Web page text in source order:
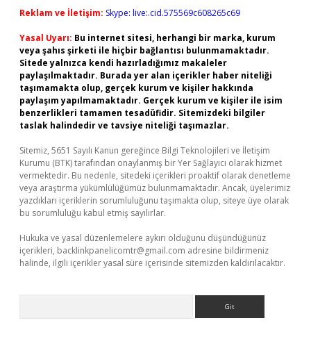
Reklam ve İletişim: Skype: live:.cid.575569c608265c69
Yasal Uyarı: Bu internet sitesi, herhangi bir marka, kurum
veya şahıs şirketi ile hiçbir bağlantısı bulunmamaktadır.
Sitede yalnızca kendi hazırladığımız makaleler
paylaşılmaktadır. Burada yer alan içerikler haber niteliği
taşımamakta olup, gerçek kurum ve kişiler hakkında
paylaşım yapılmamaktadır. Gerçek kurum ve kişiler ile isim
benzerlikleri tamamen tesadüfidir. Sitemizdeki bilgiler
taslak halindedir ve tavsiye niteliği taşımazlar.
Sitemiz, 5651 Sayılı Kanun gereğince Bilgi Teknolojileri ve İletişim
Kurumu (BTK) tarafından onaylanmış bir Yer Sağlayıcı olarak hizmet
vermektedir. Bu nedenle, sitedeki içerikleri proaktif olarak denetleme
veya araştırma yükümlülüğümüz bulunmamaktadır. Ancak, üyelerimiz
yazdıkları içeriklerin sorumluluğunu taşımakta olup, siteye üye olarak
bu sorumluluğu kabul etmiş sayılırlar.
Hukuka ve yasal düzenlemelere aykırı olduğunu düşündüğünüz
içerikleri, backlinkpanelicomtr@gmail.com adresine bildirmeniz
halinde, ilgili içerikler yasal süre içerisinde sitemizden kaldırılacaktır.